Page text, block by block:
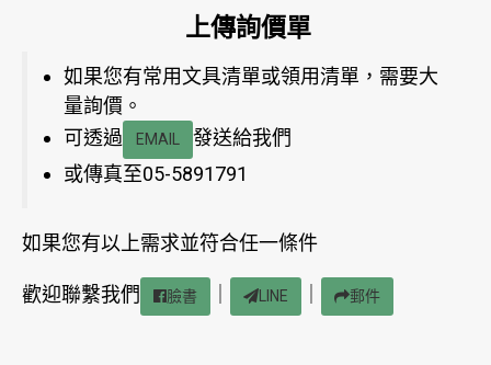
上傳詢價單
如果您有常用文具清單或領用清單，需要大
量詢價。
可透過
EMAIL
發送給我們
或傳真至05-5891791
如果您有以上需求並符合任一條件
歡迎聯繫我們 臉書 LINE 郵件